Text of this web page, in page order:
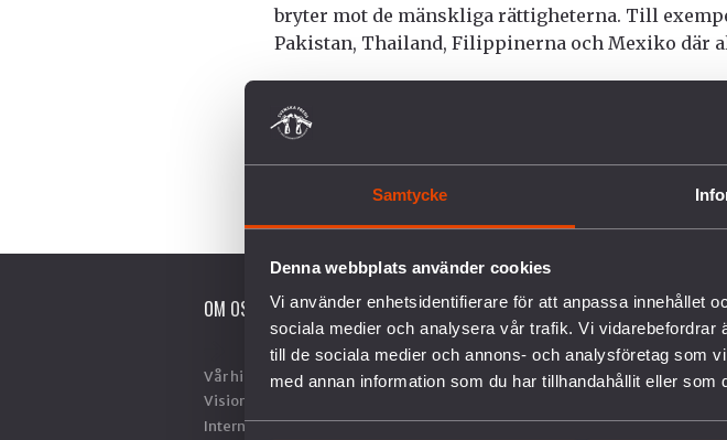
Samtycke
Denna webbplats använder cookies
Vi använder enhetsidentifierare för att anpassa innehållet
sociala medier och analysera vår trafik. Vi vidarebefordrar
till de sociala medier och annons- och analysföretag som
med annan information som du har tillhandahållit eller
bryter mot de mänskliga rättigheterna. Till
Pakistan, Thailand, Filippinerna och Mexiko där
OM OSS
Vår historia
Vision & Uppdrag
Internationella nätverk
VAD VI GÖR
Arbete mot vapenexport
Sverige och Nato